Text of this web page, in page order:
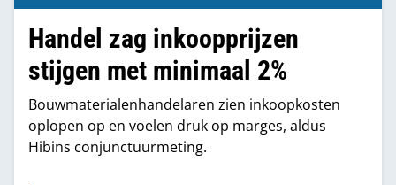
Handel zag inkoopprijzen
stijgen met minimaal 2%
Bouwmaterialenhandelaren zien inkoopkosten
oplopen op en voelen druk op marges, aldus
Hibins conjunctuurmeting.